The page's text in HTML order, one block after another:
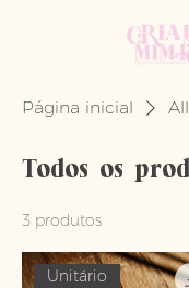
Página inicial
Todos os
3 produtos
Unitário